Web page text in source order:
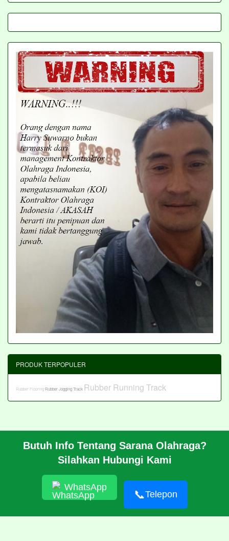
Butuh Info Tentang Sarana Olahraga?
Silahkan Hubungi Kami
WhatsApp
📞Telepon
PRODUK TERPOPULER
Rubber FlooringRubber Jogging Track Rubber Running Track
CARA PESAN
HUBUNGI KAMI
© 2026 https://pabrikrubber.com/ 081351894500 Jasa Pembuatan
Rubber Running Track Lintasan Lari Standar IAAF International